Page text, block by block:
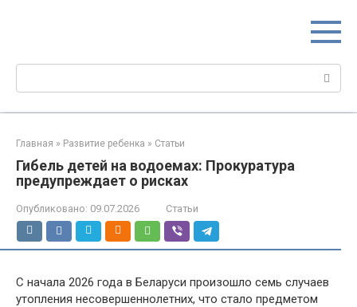
Поиск:
Главная » Развитие ребенка » Статьи
Гибель детей на водоемах: Прокуратура
предупреждает о рисках
Опубликовано: 09.07.2026 Статьи
С начала 2026 года в Беларуси произошло семь случаев
утопления несовершеннолетних, что стало предметом